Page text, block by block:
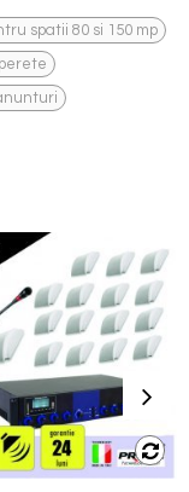
spatii 80 si 150 mp
,